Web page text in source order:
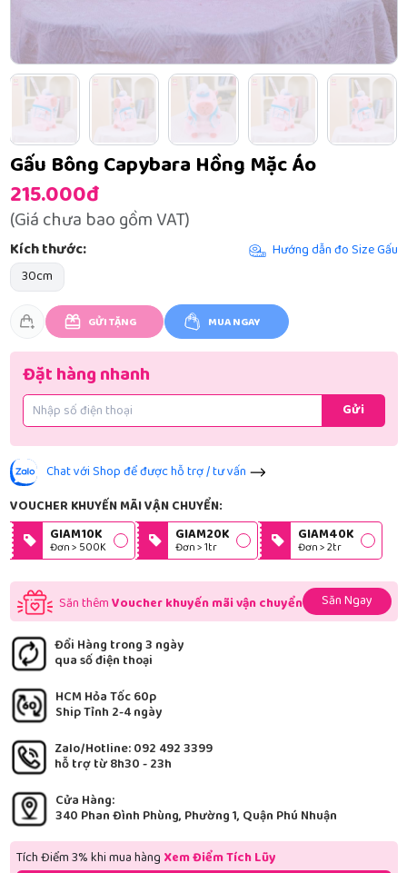
Gấu Bông Capybara Hồng Mặc Áo
215.000đ
(Giá chưa bao gồm VAT)
Kích thước:
Hướng dẫn đo Size Gấu
30cm
GỬI TẶNG MUA NGAY
Đặt hàng nhanh
Gửi
Chat với Shop để được hỗ trợ / tư vấn
VOUCHER KHUYẾN MÃI VẬN CHUYỂN:
GIAM10K
Đơn > 500K
GIAM20K
Đơn > 1tr
GIAM40K
Đơn > 2tr
Săn thêmVoucher khuyến mãi vận chuyển Săn Ngay
Đổi Hàng trong 3 ngày
qua số điện thoại
HCM Hỏa Tốc 60p
Ship Tỉnh 2-4 ngày
Zalo/Hotline: 092 492 3399
hỗ trợ từ 8h30 - 23h
Cửa Hàng:
340 Phan Đình Phùng, Phường 1, Quận Phú Nhuận
Tích Điểm 3% khi mua hàng Xem Điểm Tích Lũy